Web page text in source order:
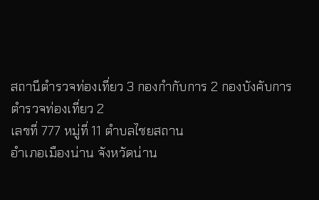
สถานีตำรวจท่องเที่ยว 3 กองกำกับการ 2 กองบังคับการ
ตำรวจท่องเที่ยว 2
เลขที่ 777 หมู่ที่ 11 ตำบลไชยสถาน
อำเภอเมืองน่าน จังหวัดน่าน